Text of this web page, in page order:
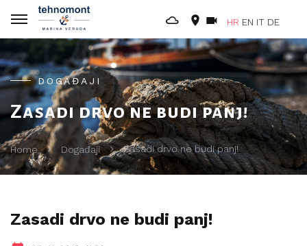
HR EN IT DE
DOGAĐAJI
Zasadi drvo ne budi panj!
Home Događaji Zasadi drvo ne budi panj!
Zasadi drvo ne budi panj!